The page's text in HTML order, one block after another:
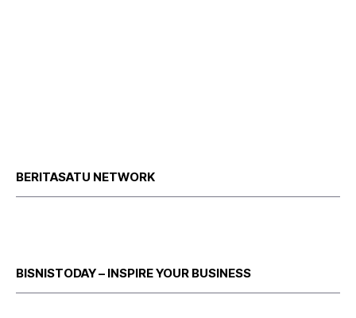
BERITASATU NETWORK
BISNISTODAY – INSPIRE YOUR BUSINESS